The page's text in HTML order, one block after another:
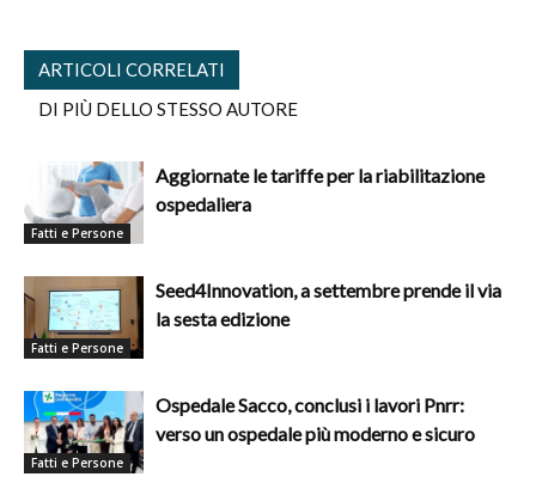
ARTICOLI CORRELATI
DI PIÙ DELLO STESSO AUTORE
Fatti e Persone
Aggiornate le tariffe per la riabilitazione
ospedaliera
Fatti e Persone
Seed4Innovation, a settembre prende il via
la sesta edizione
Fatti e Persone
Ospedale Sacco, conclusi i lavori Pnrr:
verso un ospedale più moderno e sicuro